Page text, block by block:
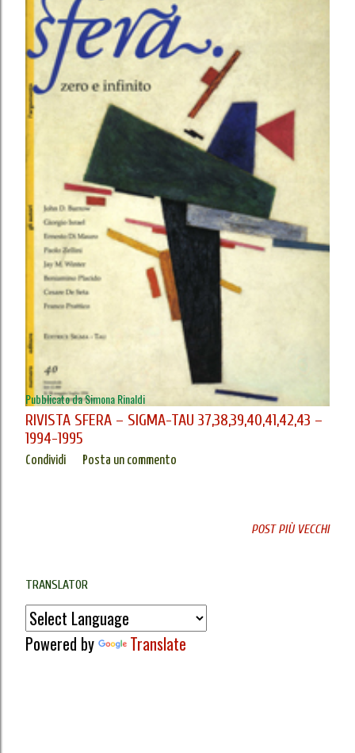
Pubblicato daSimona Rinaldi
RIVISTA SFERA – SIGMA-TAU 37,38,39,40,41,42,43 –
1994-1995
Condividi Posta un commento
POST PIÙ VECCHI
TRANSLATOR
Powered by Translate